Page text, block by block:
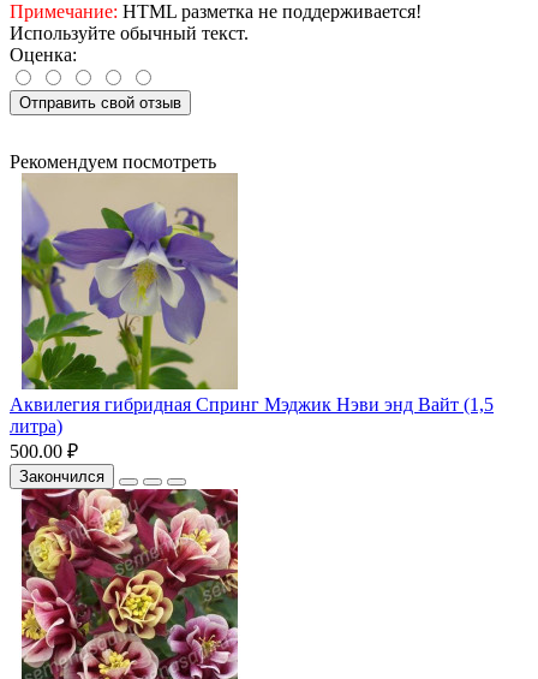
Примечание: HTML разметка не поддерживается!
Используйте обычный текст.
Оценка:
Отправить свой отзыв
Рекомендуем посмотреть
Аквилегия гибридная Спринг Мэджик Нэви энд Вайт (1,5
литра)
500.00 ₽
Закончился